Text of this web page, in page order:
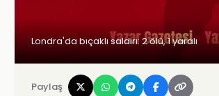
Londra'da bıçaklı saldırı: 2 ölü, 1 yaralı
Paylaş